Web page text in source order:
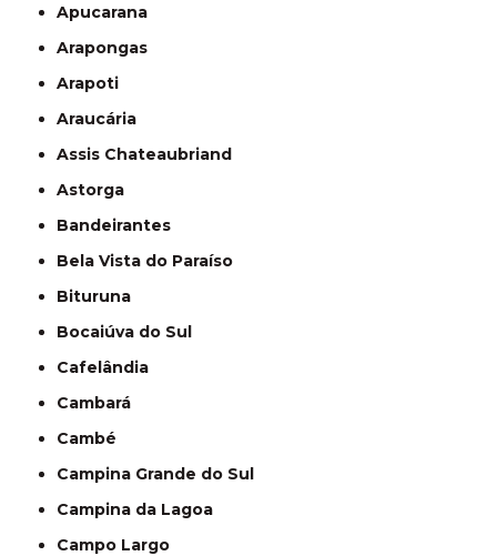
Apucarana
Arapongas
Arapoti
Araucária
Assis Chateaubriand
Astorga
Bandeirantes
Bela Vista do Paraíso
Bituruna
Bocaiúva do Sul
Cafelândia
Cambará
Cambé
Campina Grande do Sul
Campina da Lagoa
Campo Largo